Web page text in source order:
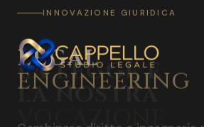
INNOVAZIONE GIURIDICA
LEGAL
ENGINEERING